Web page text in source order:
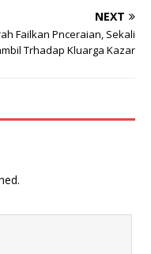
NEXT
Failkan Pnceraian, Sekali
Trhadap Kluarga Kazar